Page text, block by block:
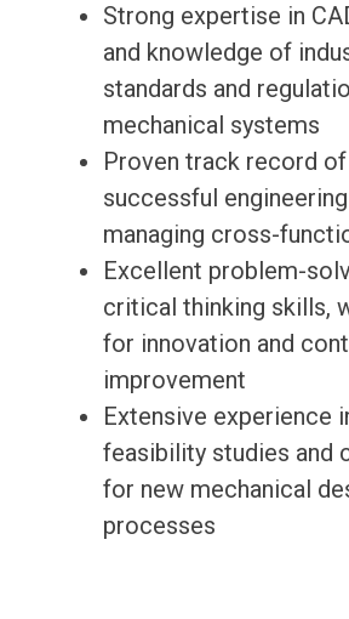
Strong expertise in
and knowledge of
standards and
mechanical systems
Proven track record
successful
managing cross-
Excellent problem-
critical thinking skills,
for innovation and
improvement
Extensive experience
feasibility studies and
for new mechanical
processes